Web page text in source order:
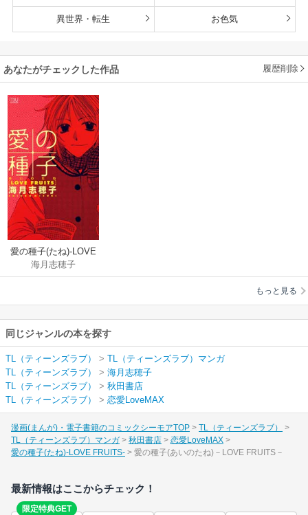
異世界・転生 お色気
あなたがチェックした作品 履歴削除
愛の種子(たね)-LOVE
FRUITS-
海月志穂子
もっと見る
同じジャンルの本を探す
TL（ティーンズラブ） > TL（ティーンズラブ）マンガ
TL（ティーンズラブ）
> 海月志穂子
TL（ティーンズラブ）
> 秋田書店
TL（ティーンズラブ）
> 恋愛LoveMAX
漫画(まんが)・電子書籍のコミックシーモアTOP
TL（ティーンズラブ）
TL（ティーンズラブ）マンガ
秋田書店
恋愛LoveMAX
愛の種子(たね)-LOVE FRUITS-
愛の種子(あいのたね)－LOVE FRUITS－
最新情報はここからチェック！
限定特典GET